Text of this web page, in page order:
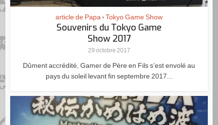
article de Papa • Tokyo Game Show
Souvenirs du Tokyo Game
Show 2017
29 octobre 2017
Dûment accrédité, Gamer de Père en Fils s’est envolé au
pays du soleil levant fin septembre 2017...